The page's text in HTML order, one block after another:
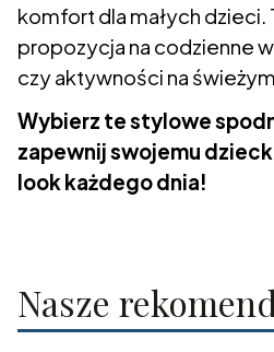
komfort dla małych dzieci.
propozycja na codzienne
czy aktywności na
Wybierz te stylowe
zapewnij swojemu
look każdego dnia!
Nasze